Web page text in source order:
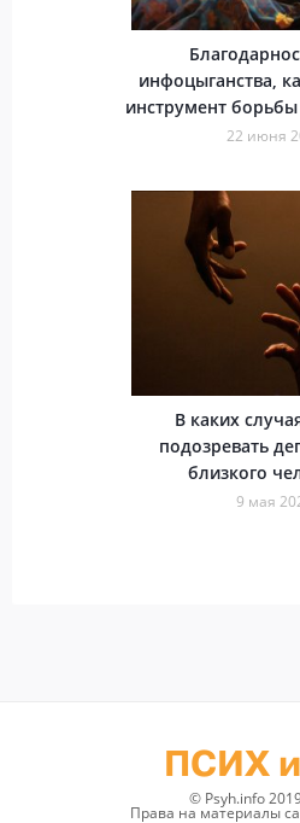
инфоцыганства,
инструмент борьбы
22 июня
В каких
подозревать
близкого
9 мая
ПСИХ
© Psyh.info
Права на материалы